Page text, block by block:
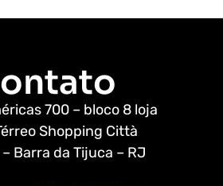
700 – bloco 8 loja
Shopping Città
Barra da Tijuca – RJ